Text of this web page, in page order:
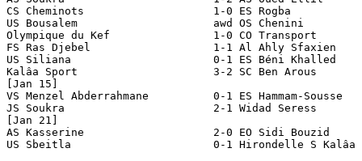
CS Cheminots		        1-0 ES Rogba
US Bousalem		        awd OS Chenini				[2-0 awarded; OS Chenini dns]
Olympique du Kef	        1-0 CO Transport
FS Ras Djebel		        1-1 Al Ahly Sfaxien			[1-1 aet; 4-2 pen]
US Siliana		        0-1 ES Béni Khalled
Kalâa Sport		        3-2 SC Ben Arous
[Jan 15]
VS Menzel Abderrahmane	        0-1 ES Hammam-Sousse
JS Soukra		        2-1 Widad Seress
[Jan 21]
AS Kasserine	  	        2-0 EO Sidi Bouzid
US Sbeitla		        0-1 Hirondelle S Kalâa Kbira